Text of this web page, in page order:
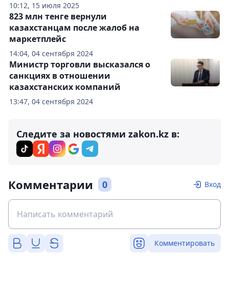
10:12, 15 июля 2025
14:04, 04 сентября 2024
823 млн тенге вернули
казахстанцам после жалоб на
маркетплейс
13:47, 04 сентября 2024
Министр торговли высказался о
санкциях в отношении
казахстанских компаний
Следите за новостями zakon.kz в:
Комментарии 0 Вход
Комментировать